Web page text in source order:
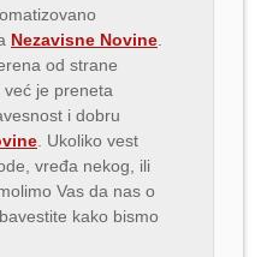
Nezavisne Novine
od strane
je preneta
i dobru
. Ukoliko vest
vređa nekog, ili
Vas da nas o
kako bismo